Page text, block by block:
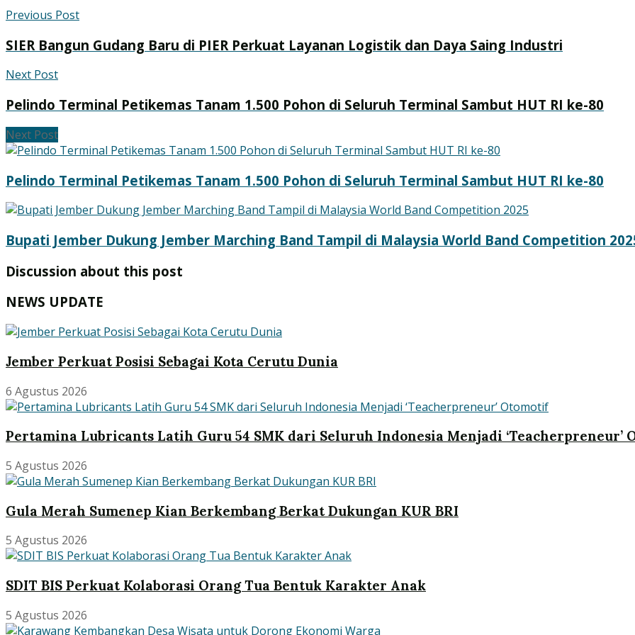
Previous Post
SIER Bangun Gudang Baru di PIER Perkuat Layanan Logistik dan Daya Saing Industri
Next Post
Pelindo Terminal Petikemas Tanam 1.500 Pohon di Seluruh Terminal Sambut HUT RI ke-80
Next Post
Pelindo Terminal Petikemas Tanam 1.500 Pohon di Seluruh Terminal Sambut HUT RI ke-80
Bupati Jember Dukung Jember Marching Band Tampil di Malaysia World Band Competition
Discussion about this post
NEWS UPDATE
Jember Perkuat Posisi Sebagai Kota Cerutu Dunia
6 Agustus 2026
Pertamina Lubricants Latih Guru 54 SMK dari Seluruh Indonesia Menjadi ‘Teacherpreneur’
5 Agustus 2026
Gula Merah Sumenep Kian Berkembang Berkat Dukungan KUR BRI
5 Agustus 2026
SDIT BIS Perkuat Kolaborasi Orang Tua Bentuk Karakter Anak
5 Agustus 2026